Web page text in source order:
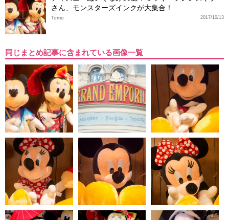
さん、モンスターズインクが大集合！
2017/10/13
Tomo
同じまとめ記事に含まれている画像一覧